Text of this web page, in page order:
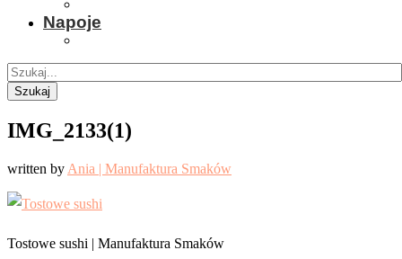
Napoje
Szukaj
IMG_2133(1)
written by Ania | Manufaktura Smaków
Tostowe sushi | Manufaktura Smaków